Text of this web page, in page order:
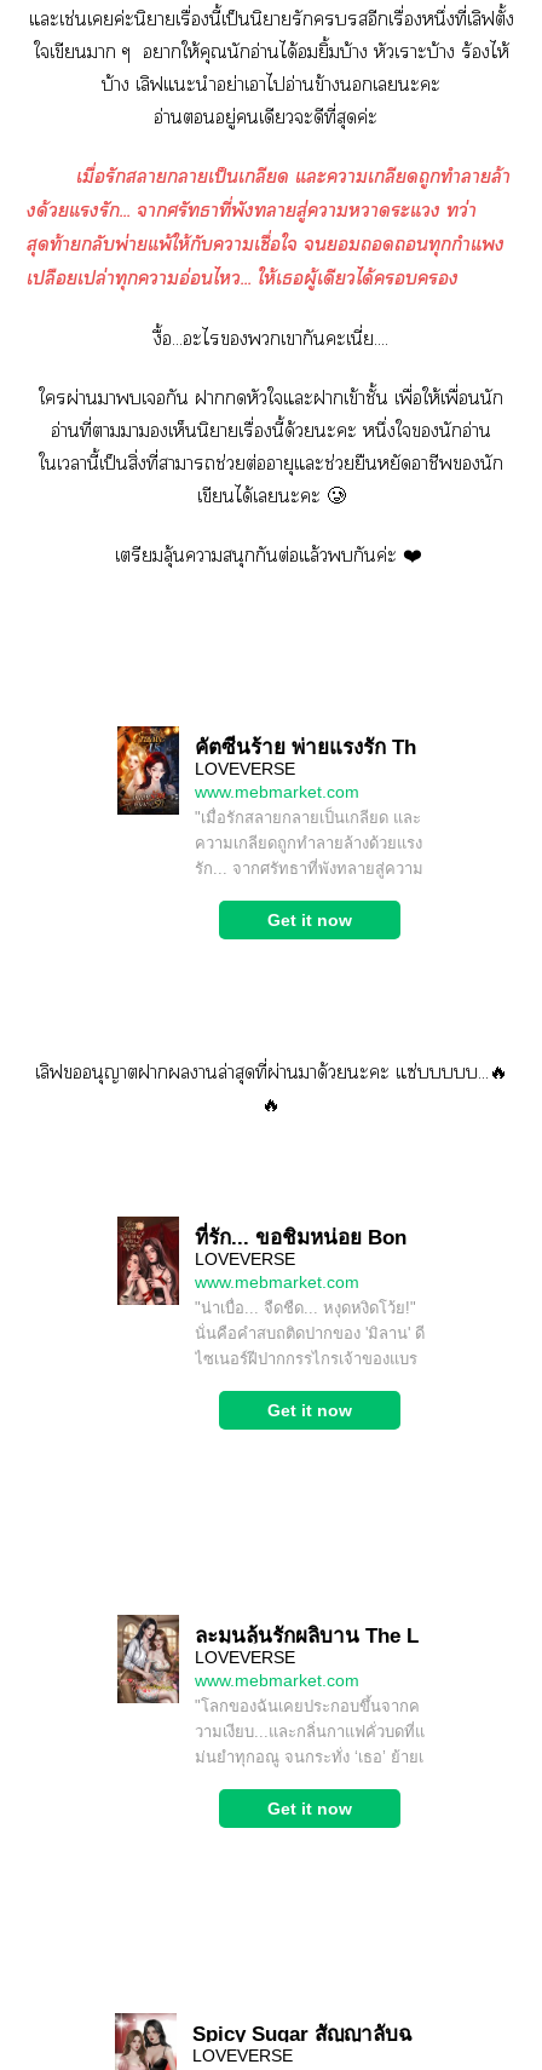
แะเช่นเค่ะนิยายเรื่องนี้เป็นนิยายรักอีกเรื่องหนึ่งที่เลิฟตั้ง
ใเขียนา ๆ าให้คุณนักอ่านได้ยิ้มบ้าง หัวเราะบ้าง ร้องไห้
บ้าง เลิฟแะนำอย่าเาไอ่านข้างเะะ
อ่านอยู่เดียวะดีที่สุดค่ะ
เมื่อรักาาเป็นเกลียด แะาเกลียดถูกทำาล้า
งด้วยแรัก... าศรัทธาที่พังาสู่าาะแ ทว่า
สุดท้ายกลับพ่ายแพ้ให้กับาเชื่อใ ทุกกำแ
เปลือยเปล่าทุกาอ่อนไ... ให้เผู้เดียวได้
งื้อ...ะไเากันคะเนี่ย....
ใผ่านาเกัน าหัวใแะาเข้าชั้น เพื่อให้เพื่อนนัก
อ่านที่าาเห็นนิยายเรื่องนี้ด้วยะะ หนึ่งในักอ่าน
ใเานี้เป็นสิ่งที่าาช่วยต่ออายุแะช่วยยืนหยัดาชีพนัก
เขียนได้เะะ 🥲
เตรียมลุ้นาสนุกกันต่อแล้วกันค่ะ ❤️
เลิฟอนุญาตาานล่าสุดที่ผ่านมาด้วยะะ แซ่บบบบบ...🔥
🔥